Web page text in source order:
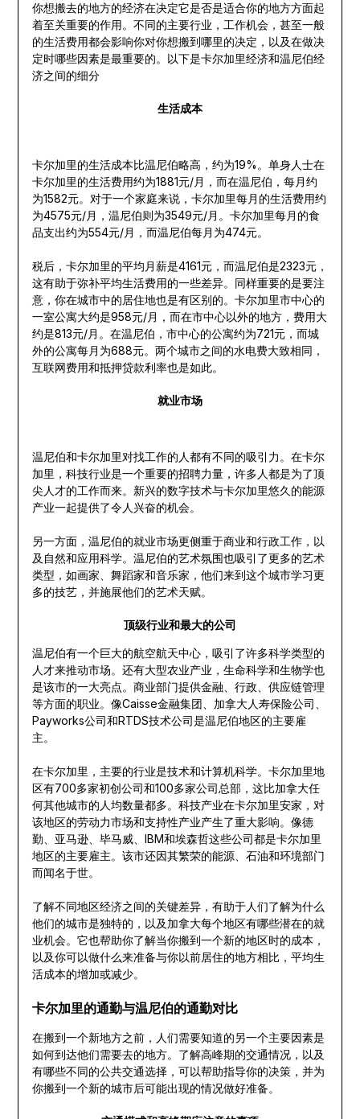
你想搬去的地方的经济在决定它是否是适合你的地方方面起
着至关重要的作用。不同的主要行业，工作机会，甚至一般
的生活费用都会影响你对你想搬到哪里的决定，以及在做决
定时哪些因素是最重要的。以下是卡尔加里经济和温尼伯经
济之间的细分
生活成本
卡尔加里的生活成本比温尼伯略高，约为19%。单身人士在
卡尔加里的生活费用约为1881元/月，而在温尼伯，每月约
为1582元。对于一个家庭来说，卡尔加里每月的生活费用约
为4575元/月，温尼伯则为3549元/月。卡尔加里每月的食
品支出约为554元/月，而温尼伯每月为474元。
税后，卡尔加里的平均月薪是4161元，而温尼伯是2323元，
这有助于弥补平均生活费用的一些差异。同样重要的是要注
意，你在城市中的居住地也是有区别的。卡尔加里市中心的
一室公寓大约是958元/月，而在市中心以外的地方，费用大
约是813元/月。在温尼伯，市中心的公寓约为721元，而城
外的公寓每月为688元。两个城市之间的水电费大致相同，
互联网费用和抵押贷款利率也是如此。
就业市场
温尼伯和卡尔加里对找工作的人都有不同的吸引力。在卡尔
加里，科技行业是一个重要的招聘力量，许多人都是为了顶
尖人才的工作而来。新兴的数字技术与卡尔加里悠久的能源
产业一起提供了令人兴奋的机会。
另一方面，温尼伯的就业市场更侧重于商业和行政工作，以
及自然和应用科学。温尼伯的艺术氛围也吸引了更多的艺术
类型，如画家、舞蹈家和音乐家，他们来到这个城市学习更
多的技艺，并施展他们的艺术天赋。
顶级行业和最大的公司
温尼伯有一个巨大的航空航天中心，吸引了许多科学类型的
人才来推动市场。还有大型农业产业，生命科学和生物学也
是该市的一大亮点。商业部门提供金融、行政、供应链管理
等方面的职业。像Caisse金融集团、加拿大人寿保险公司、
Payworks公司和RTDS技术公司是温尼伯地区的主要雇
主。
在卡尔加里，主要的行业是技术和计算机科学。卡尔加里地
区有700多家初创公司和100多家公司总部，这比加拿大任
何其他城市的人均数量都多。科技产业在卡尔加里安家，对
该地区的劳动力市场和支持性产业产生了重大影响。像德
勤、亚马逊、毕马威、IBM和埃森哲这些公司都是卡尔加里
地区的主要雇主。该市还因其繁荣的能源、石油和环境部门
而闻名于世。
了解不同地区经济之间的关键差异，有助于人们了解为什么
他们的城市是独特的，以及加拿大每个地区有哪些潜在的就
业机会。它也帮助你了解当你搬到一个新的地区时的成本，
以及你可以做什么来准备与你以前居住的地方相比，平均生
活成本的增加或减少。
卡尔加里的通勤与温尼伯的通勤对比
在搬到一个新地方之前，人们需要知道的另一个主要因素是
如何到达他们需要去的地方。了解高峰期的交通情况，以及
有哪些不同的公共交通选择，可以帮助指导你的决策，并为
你搬到一个新的城市后可能出现的情况做好准备。